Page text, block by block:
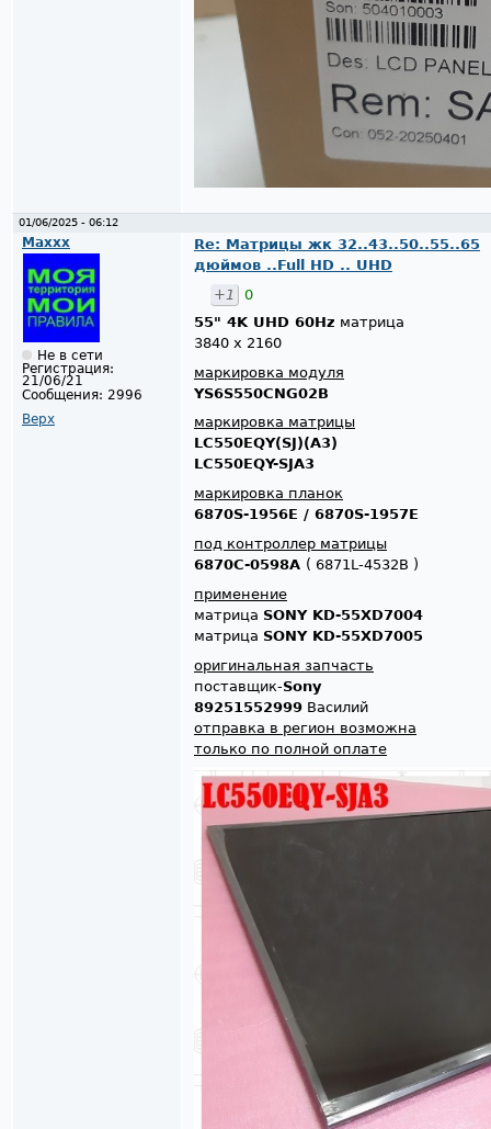
01/06/2025 - 06:12
Maxxx
Не в сети
Регистрация:
21/06/21
Сообщения: 2996
Верх
Re: Матрицы жк 32..43..50..55..65
дюймов ..Full HD .. UHD
+1
0
55" 4K UHD 60Hz матрица
3840 x 2160
маркировка модуля
YS6S550CNG02B
маркировка матрицы
LC550EQY(SJ)(A3)
LC550EQY-SJA3
маркировка планок
6870S-1956E / 6870S-1957E
под контроллер матрицы
6870C-0598A ( 6871L-4532B )
применение
матрица SONY KD-55XD7004
матрица SONY KD-55XD7005
оригинальная запчасть
поставщик-Sony
89251552999 Василий
отправка в регион возможна
только по полной оплате